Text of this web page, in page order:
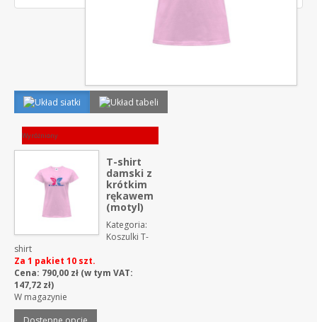
Wyróżniony
T-shirt
damski z
krótkim
rękawem
(motyl)
Kategoria:
Koszulki T-
shirt
Za 1 pakiet 10 szt.
Cena: 790,00 zł (w tym VAT:
147,72 zł)
W magazynie